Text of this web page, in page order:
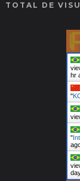
TOTAL DE
hr
"
"